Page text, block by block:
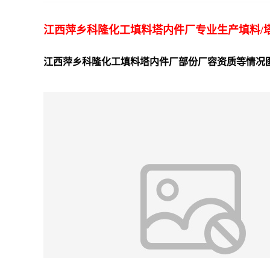
江西萍乡科隆化工填料塔内件厂专业生产填料
江西萍乡科隆化工填料塔内件厂部份厂容资质等情况